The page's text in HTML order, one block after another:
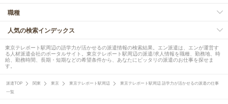
職種
人気の検索インデックス
東京テレポート駅周辺の語学力が活かせるの派遣情報の検索結果。エン派遣は、エンが運営す
る人材派遣会社のポータルサイト。東京テレポート駅周辺の派遣/求人情報を職種、勤務地、時
給、勤務時間、長期・短期などの希望条件から、あなたにピッタリの派遣のお仕事を探せま
す。
派遣TOP 関東 東京 東京テレポート駅周辺
東京テレポート駅周辺 語学力が活かせるの派遣の仕事
一覧